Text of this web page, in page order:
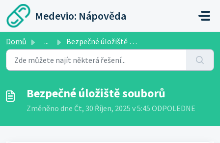
Přeskočit na hlavní obsah
Medevio: Nápověda
Domů ... Bezpečné úložiště souborů
Bezpečné úložiště souborů
Změněno dne Čt, 30 Říjen, 2025 v 5:45 ODPOLEDNE